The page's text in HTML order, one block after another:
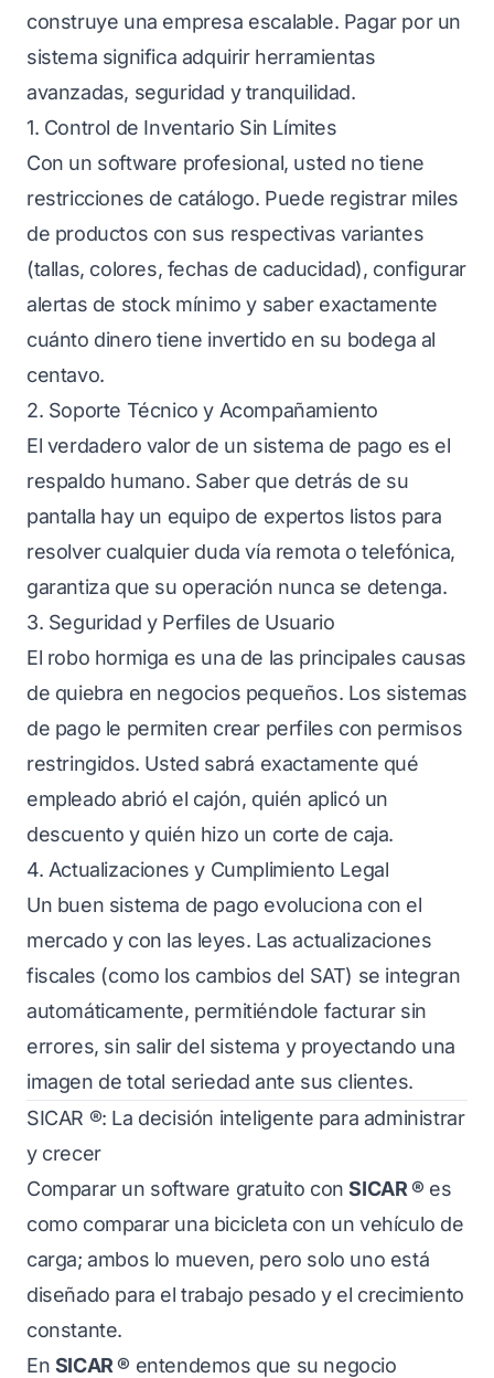
construye una empresa escalable. Pagar por un
sistema significa adquirir herramientas
avanzadas, seguridad y tranquilidad.
1. Control de Inventario Sin Límites
Con un software profesional, usted no tiene
restricciones de catálogo. Puede registrar miles
de productos con sus respectivas variantes
(tallas, colores, fechas de caducidad), configurar
alertas de stock mínimo y saber exactamente
cuánto dinero tiene invertido en su bodega al
centavo.
2. Soporte Técnico y Acompañamiento
El verdadero valor de un sistema de pago es el
respaldo humano. Saber que detrás de su
pantalla hay un equipo de expertos listos para
resolver cualquier duda vía remota o telefónica,
garantiza que su operación nunca se detenga.
3. Seguridad y Perfiles de Usuario
El robo hormiga es una de las principales causas
de quiebra en negocios pequeños. Los sistemas
de pago le permiten crear perfiles con permisos
restringidos. Usted sabrá exactamente qué
empleado abrió el cajón, quién aplicó un
descuento y quién hizo un corte de caja.
4. Actualizaciones y Cumplimiento Legal
Un buen sistema de pago evoluciona con el
mercado y con las leyes. Las actualizaciones
fiscales (como los cambios del SAT) se integran
automáticamente, permitiéndole facturar sin
errores, sin salir del sistema y proyectando una
imagen de total seriedad ante sus clientes.
SICAR ®: La decisión inteligente para administrar
y crecer
Comparar un software gratuito conSICAR ® es
como comparar una bicicleta con un vehículo de
carga; ambos lo mueven, pero solo uno está
diseñado para el trabajo pesado y el crecimiento
constante.
En SICAR ® entendemos que su negocio